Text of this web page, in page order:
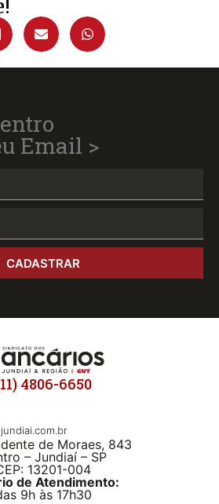
Email >
CADASTRAR
4806-6650
de Moraes, 843
– Jundiaí – SP
13201-004
de Atendimento:
9h às 17h30